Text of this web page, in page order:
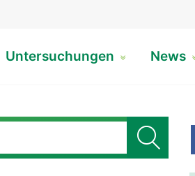
Untersuchungen News